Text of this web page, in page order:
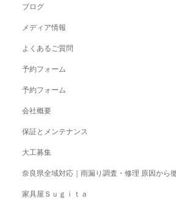
ブログ
メディア情報
よくあるご質問
予約フォーム
予約フォーム
会社概要
保証とメンテナンス
大工募集
奈良県全域対応｜雨漏り調査・修理 原因から
家具屋Ｓｕｇｉｔａ